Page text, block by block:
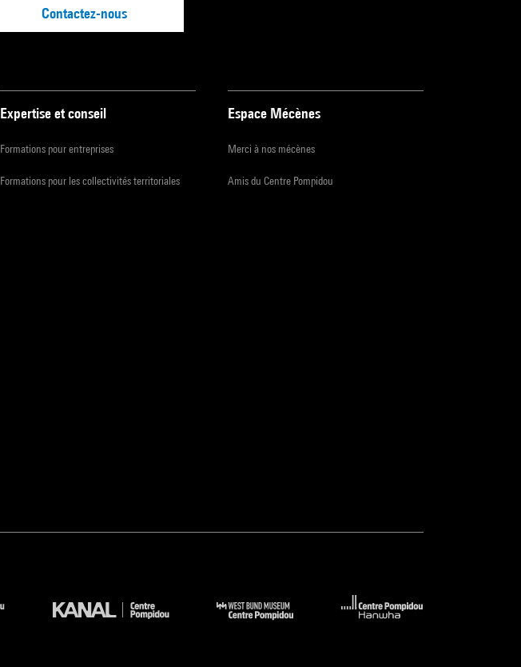
Contactez-nous
Expertise et conseil
Formations pour entreprises
Formations pour les collectivités territoriales
Espace Mécènes
Merci à nos mécènes
Amis du Centre Pompidou